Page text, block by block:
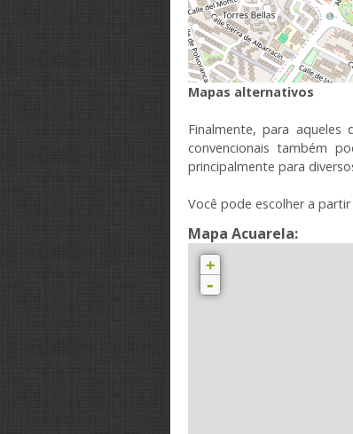
Mapas alternativos
Finalmente, para aqueles
convencionais também
principalmente para
Você pode escolher a partir
Mapa Acuarela:
+
-